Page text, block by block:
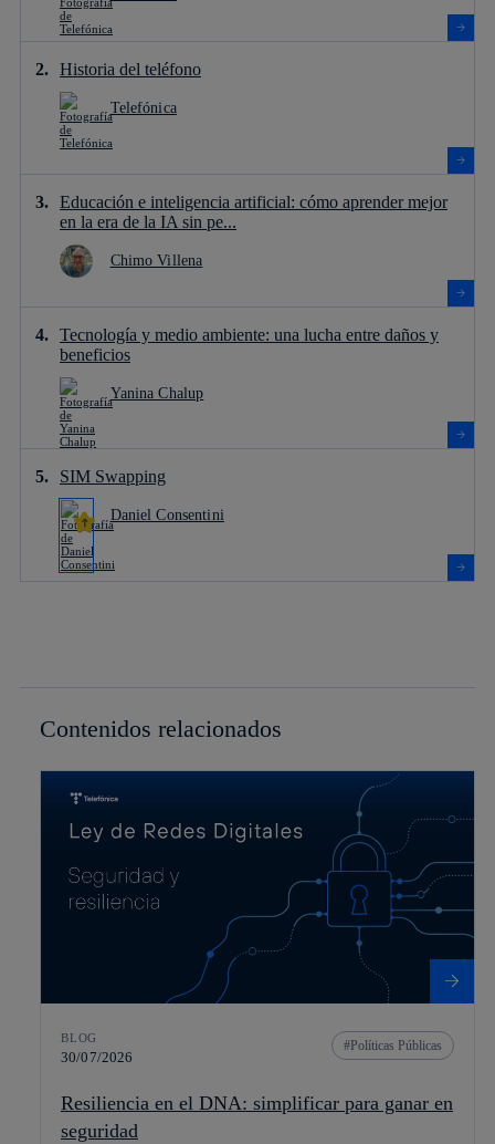
Historia del teléfono
Telefónica
Educación e inteligencia artificial: cómo aprender mejor
en la era de la IA sin pe...
Chimo Villena
Tecnología y medio ambiente: una lucha entre daños y
beneficios
Yanina Chalup
SIM Swapping
Daniel Consentini
Contenidos relacionados
BLOG
30/07/2026
Políticas Públicas
Resiliencia en el DNA: simplificar para ganar en
seguridad